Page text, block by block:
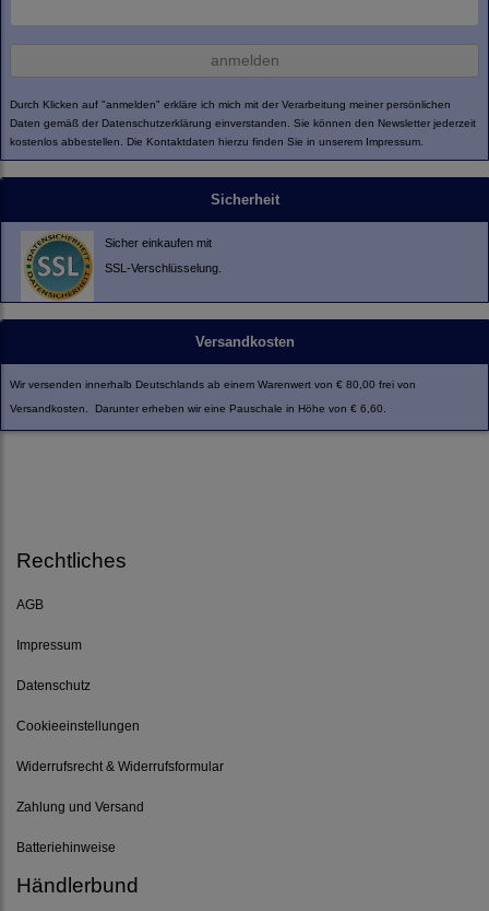
anmelden
Durch Klicken auf "anmelden" erkläre ich mich mit der Verarbeitung meiner persönlichen
Daten gemäß der Datenschutzerklärung einverstanden. Sie können den Newsletter jederzeit
kostenlos abbestellen. Die Kontaktdaten hierzu finden Sie in unserem Impressum.
Sicherheit
Sicher einkaufen mit
SSL-Verschlüsselung.
Versandkosten
Wir versenden innerhalb Deutschlands ab einem Warenwert von € 80,00 frei von
Versandkosten. Darunter erheben wir eine Pauschale in Höhe von € 6,60.
Rechtliches
AGB
Impressum
Datenschutz
Cookieeinstellungen
Widerrufsrecht & Widerrufsformular
Zahlung und Versand
Batteriehinweise
Händlerbund